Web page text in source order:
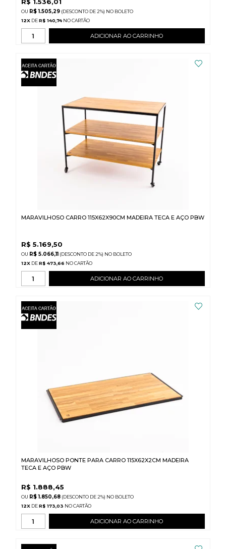
R$ 1.505,29 (DESCONTO DE 2%) NO BOLETO
12X DE R$ 140,74
ADICIONAR AO CARRINHO
MARAVILHOSO CARRO 115X62X90CM MADEIRA TECA E AÇO PBW
R$ 5.169,50
R$ 5.066,11 (DESCONTO DE 2%) NO BOLETO
12X DE R$ 473,66
ADICIONAR AO CARRINHO
MARAVILHOSO PONTE PARA CARRO 115X62X2CM MADEIRA
TECA E AÇO PBW
R$ 1.888,45
R$ 1.850,68 (DESCONTO DE 2%) NO BOLETO
12X DE R$ 173,03
ADICIONAR AO CARRINHO